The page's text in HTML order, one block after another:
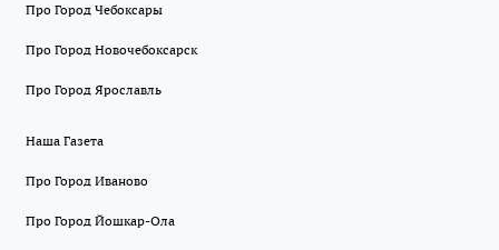
Про Город Чебоксары
Про Город Новочебоксарск
Про Город Ярославль
Наша Газета
Про Город Иваново
Про Город Йошкар-Ола